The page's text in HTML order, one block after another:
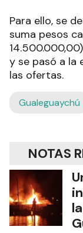
Para ello, se
suma pesos
y se pasó a la
las ofertas.
Gualeguaychú
NOTAS